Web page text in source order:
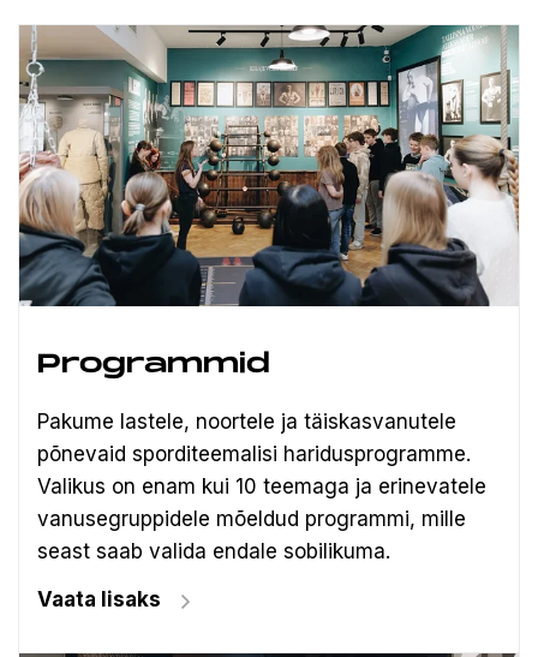
Programmid
Pakume lastele, noortele ja täiskasvanutele
põnevaid sporditeemalisi haridusprogramme.
Valikus on enam kui 10 teemaga ja erinevatele
vanusegruppidele mõeldud programmi, mille
seast saab valida endale sobilikuma.
Vaata lisaks